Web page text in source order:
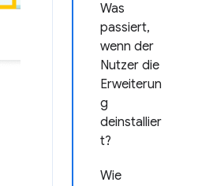
Was
passiert,
wenn der
Nutzer die
Erweiterun
g
deinstallier
t?
Wie